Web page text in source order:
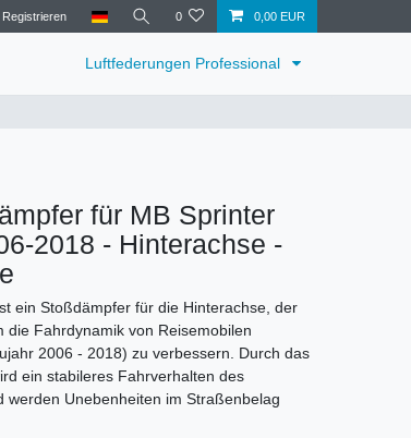
Registrieren 0 0,00 EUR
Luftfederungen Professional
für MB Sprinter
2018 - Hinterachse -
ein Stoßdämpfer für die Hinterachse, der
die Fahrdynamik von Reisemobilen
2006 - 2018) zu verbessern. Durch das
ein stabileres Fahrverhalten des
werden Unebenheiten im Straßenbelag